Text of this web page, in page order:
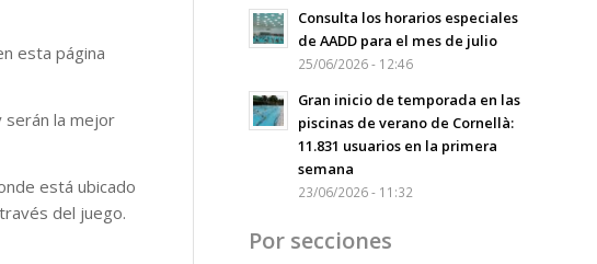
esta página
serán la mejor
está ubicado
del juego.
Consulta los horarios especiales
de AADD para el mes de julio
25/06/2026 - 12:46
Gran inicio de temporada en las
piscinas de verano de Cornellà:
11.831 usuarios en la primera
semana
23/06/2026 - 11:32
Por secciones